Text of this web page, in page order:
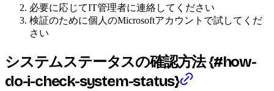
必要に応じてIT管理者に連絡してください
検証のために個人のMicrosoftアカウントで試してくだ
さい
システムステータスの確認方法 {#how-
do-i-check-system-status}